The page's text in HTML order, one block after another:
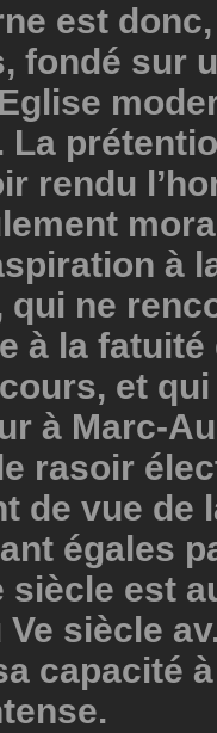
est
fondé sur
La
rendu
à
qui ne
à la fatuité
et
à Marc-
rasoir
de vue de
égales
siècle est
siècle
capacité